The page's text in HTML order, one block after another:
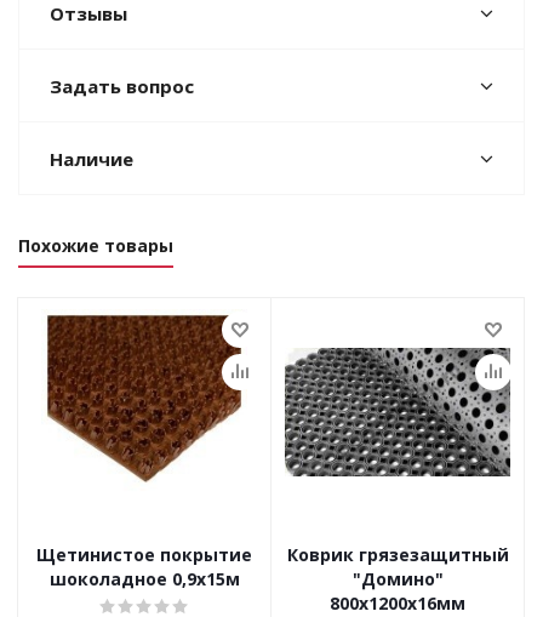
Отзывы
Задать вопрос
Наличие
Похожие товары
Щетинистое покрытие
шоколадное 0,9х15м
Коврик грязезащитный
"Домино"
800х1200х16мм